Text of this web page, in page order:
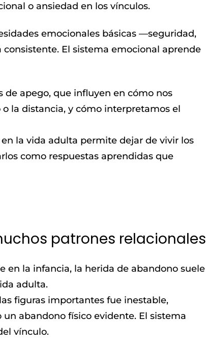
o ansiedad en los vínculos.
emocionales básicas —seguridad,
El sistema emocional aprende
de apego, que influyen en cómo nos
la distancia, y cómo interpretamos el
la vida adulta permite dejar de vivir los
como respuestas aprendidas que
patrones relacionales
en la infancia, la herida de abandono suele
adulta.
figuras importantes fue inestable,
abandono físico evidente. El sistema
vínculo.